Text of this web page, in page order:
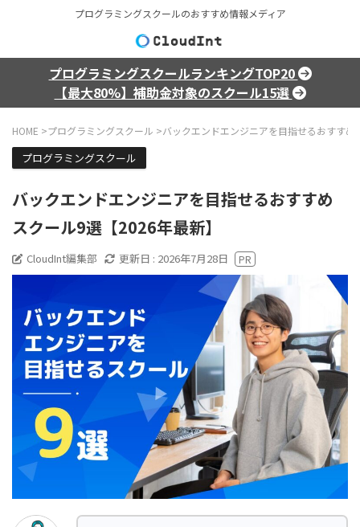
プログラミングスクールのおすすめ情報メディア
プログラミングスクールランキングTOP20
【最大80%】補助金対象のスクール15選
HOME >プログラミングスクール >バックエンドエンジニアを目指せるおすす
プログラミングスクール
バックエンドエンジニアを目指せるおすすめ
スクール9選【2026年最新】
CloudInt編集部 更新日 : 2026年7月28日